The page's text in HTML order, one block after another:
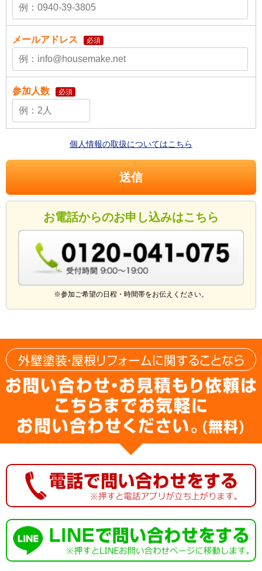
メールアドレス 必須
参加人数 必須
個人情報の取扱についてはこちら
お電話からのお申し込みはこちら
※参加ご希望の日程・時間帯をお伝えください。